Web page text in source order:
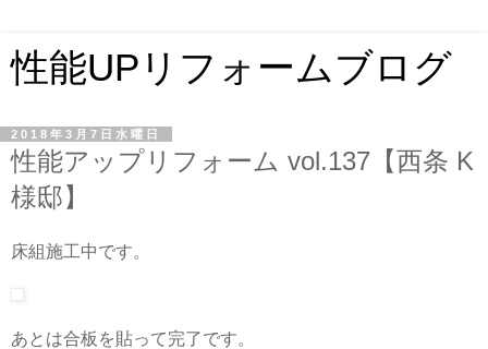
性能UPリフォームブログ
2018年3月7日水曜日
性能アップリフォーム vol.137【西条 K
様邸】
床組施工中です。
あとは合板を貼って完了です。